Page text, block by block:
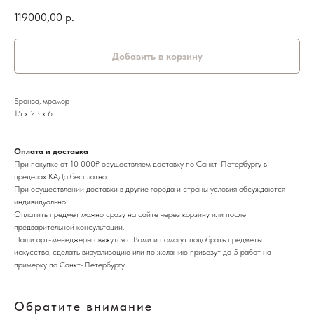
119000,00 р.
Добавить в корзину
Бронза, мрамор
15 х 23 х 6
Оплата и доставка
При покупке от 10 000₽ осуществляем доставку по Санкт-Петербургу в
пределах КАДа бесплатно.
При осуществлении доставки в другие города и страны условия обсуждаются
индивидуально.
Оплатить предмет можно сразу на сайте через корзину или после
предварительной консультации.
Наши арт-менеджеры свяжутся с Вами и помогут подобрать предметы
искусства, сделать визуализацию или по желанию привезут до 5 работ на
примерку по Санкт-Петербургу.
Обратите внимание